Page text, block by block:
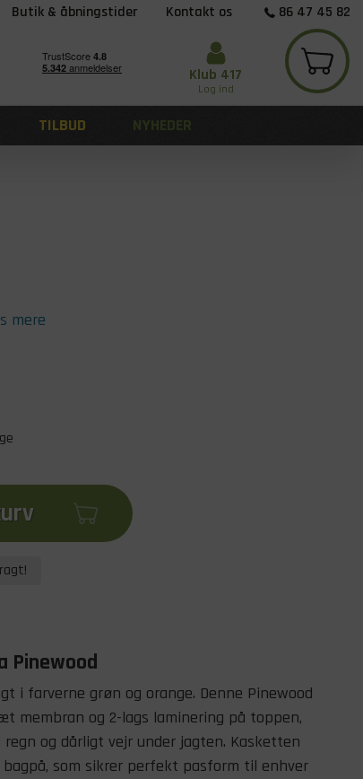
Butik & åbningstider Kontakt os
86 47 45 82
Klub 417
Log ind
TILBUD NYHEDER
mere
i farverne grøn og orange. Denne Pinewood
membran og 2-lags laminering på toppen,
og dårligt vejr under jagten. Kasketten
som sikrer perfekt pasform til enhver